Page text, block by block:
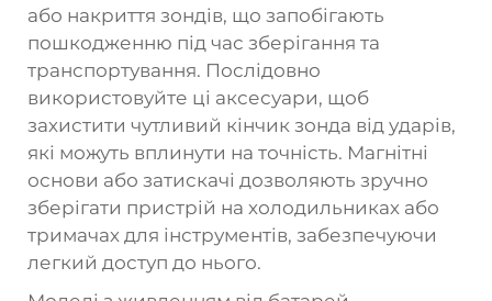
або накриття зондів, що запобігають
пошкодженню під час зберігання та
транспортування. Послідовно
використовуйте ці аксесуари, щоб
захистити чутливий кінчик зонда від ударів,
які можуть вплинути на точність. Магнітні
основи або затискачі дозволяють зручно
зберігати пристрій на холодильниках або
тримачах для інструментів, забезпечуючи
легкий доступ до нього.